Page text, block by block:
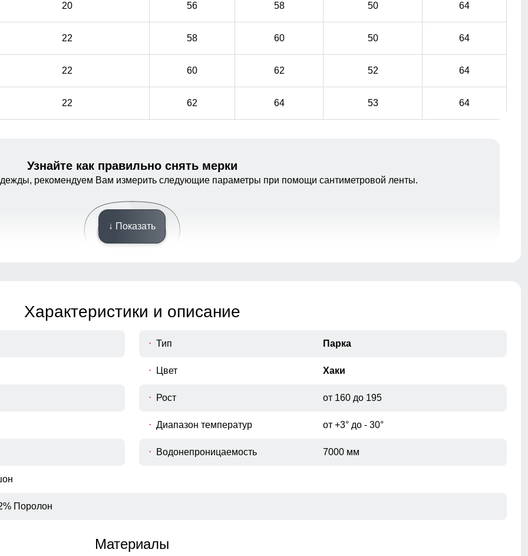
Внутренний карман
внутренний карманы служат местом хранения
внутренний карманы служат местом хранения
20 56 58 50 64
22 58 60 50 64
22 60 62 52 64
22 62 64 53 64
Узнайте как правильно снять мерки
рекомендуем Вам измерить следующие параметры при помощи сантиметровой ленты.
↓ Показать
Характеристики и описание
Тип Парка
Цвет Хаки
Рост от 160 до 195
Диапазон температур от +3° до - 30°
Водонепроницаемость 7000 мм
Поролон
Материалы